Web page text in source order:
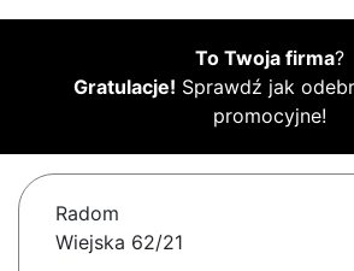
To Twoja firma?
Gratulacje! Sprawdź jak
promocyjne!
Radom
Wiejska 62/21